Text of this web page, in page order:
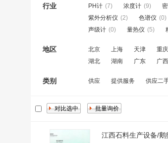
行业 PH计 (7) 浓度计 (9)
紫外分析仪 (2) 色谱仪 (0)
声级计 (0) 量热仪 (5)
地区 北京 上海 天津 重庆
湖北
湖南 广东 广西
类别 供应 提供服务 供应二
江西石料生产设备/